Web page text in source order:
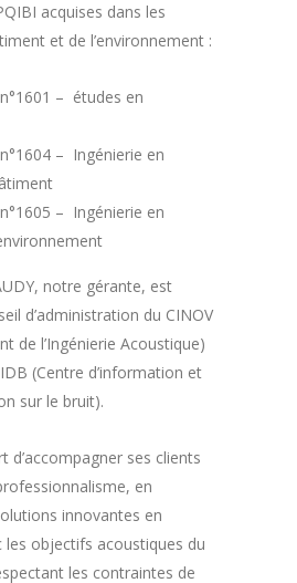
acquises dans les
et de l’environnement :
– études en
– Ingénierie en
– Ingénierie en
notre gérante, est
d’administration du CINOV
de l’Ingénierie Acoustique)
(Centre d’information et
sur le bruit).
d’accompagner ses clients
en
innovantes en
les objectifs acoustiques du
les contraintes de